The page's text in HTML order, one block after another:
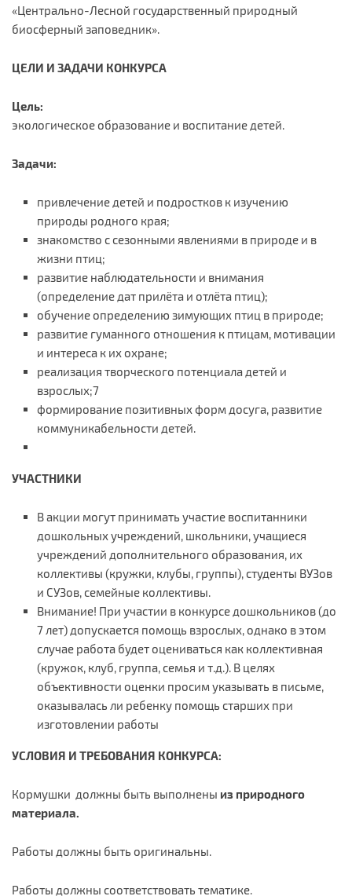
«Центрально-Лесной государственный природный
биосферный заповедник».
ЦЕЛИ И ЗАДАЧИ КОНКУРСА
Цель:
экологическое образование и воспитание детей.
Задачи:
привлечение детей и подростков к изучению
природы родного края;
знакомство с сезонными явлениями в природе и в
жизни птиц;
развитие наблюдательности и внимания
(определение дат прилёта и отлёта птиц);
обучение определению зимующих птиц в природе;
развитие гуманного отношения к птицам, мотивации
и интереса к их охране;
реализация творческого потенциала детей и
взрослых;7
формирование позитивных форм досуга, развитие
коммуникабельности детей.
УЧАСТНИКИ
В акции могут принимать участие воспитанники
дошкольных учреждений, школьники, учащиеся
учреждений дополнительного образования, их
коллективы (кружки, клубы, группы), студенты ВУЗов
и СУЗов, семейные коллективы.
Внимание! При участии в конкурсе дошкольников (до
7 лет) допускается помощь взрослых, однако в этом
случае работа будет оцениваться как коллективная
(кружок, клуб, группа, семья и т.д.). В целях
объективности оценки просим указывать в письме,
оказывалась ли ребенку помощь старших при
изготовлении работы
УСЛОВИЯ И ТРЕБОВАНИЯ КОНКУРСА:
Кормушки должны быть выполнены из природного
материала.
Работы должны быть оригинальны.
Работы должны соответствовать тематике.